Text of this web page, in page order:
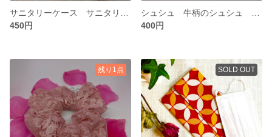
450円
400円
残り1点 SOLD OUT